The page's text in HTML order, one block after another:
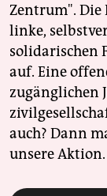
Zentrum". Die
linke,
solidarischen
auf. Eine
zugänglichen
auch? Dann
unsere Aktion.